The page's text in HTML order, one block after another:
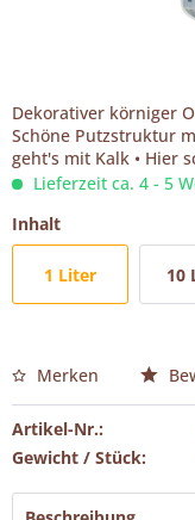
Dekorativer körniger
Schöne Putzstruktur
geht's mit Kalk • Hier
Lieferzeit ca. 4 - 5
Inhalt
1 Liter 10
Merken
Artikel-Nr.:
Gewicht / Stück: